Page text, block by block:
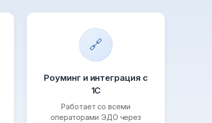
🔗
Роуминг и интеграция с
1С
Работает со всеми
операторами ЭДО через